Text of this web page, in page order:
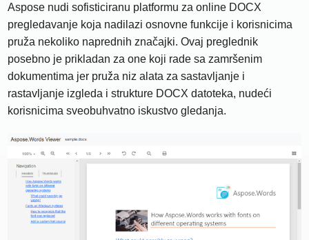
Aspose nudi sofisticiranu platformu za online DOCX
pregledavanje koja nadilazi osnovne funkcije i korisnicima
pruža nekoliko naprednih značajki. Ovaj preglednik
posebno je prikladan za one koji rade sa zamršenim
dokumentima jer pruža niz alata za sastavljanje i
rastavljanje izgleda i strukture DOCX datoteka, nudeći
korisnicima sveobuhvatno iskustvo gledanja.